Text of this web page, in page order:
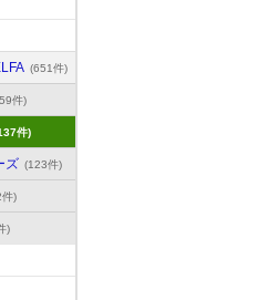
(651件)
件)
件)
ズ (123件)
)
)